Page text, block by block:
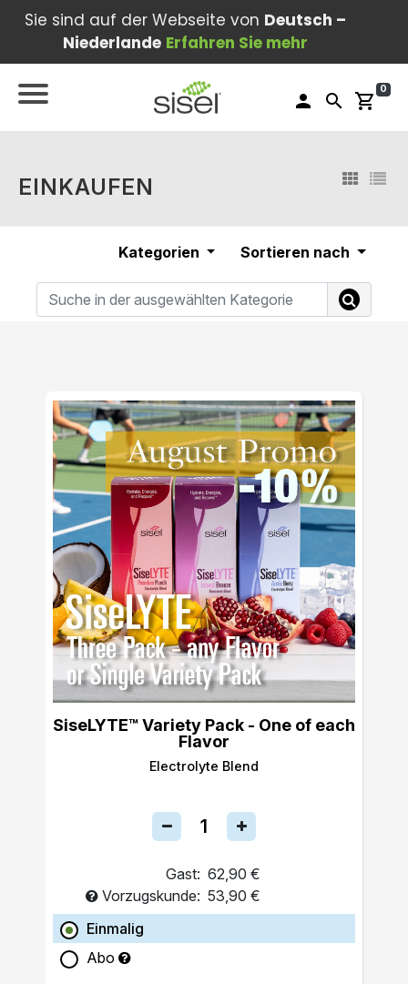
Sie sind auf der Webseite von Deutsch –
Niederlande Erfahren Sie mehr
person search shopping_cart
0
EINKAUFEN
Kategorien Sortieren nach
SiseLYTE™ Variety Pack - One of each
Flavor
Electrolyte Blend
Gast: 62,90 €
Vorzugskunde: 53,90 €
Einmalig
Abo